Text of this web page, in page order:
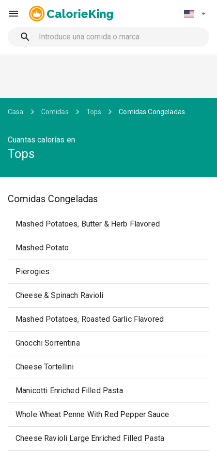
CalorieKing
Casa Comidas Tops Comidas Congeladas
Cuantas calorías en
Tops
Comidas Congeladas
Mashed Potatoes, Butter & Herb Flavored
Mashed Potato
Pierogies
Cheese & Spinach Ravioli
Mashed Potatoes, Roasted Garlic Flavored
Gnocchi Sorrentina
Cheese Tortellini
Manicotti Enriched Filled Pasta
Whole Wheat Penne With Red Pepper Sauce
Cheese Ravioli Large Enriched Filled Pasta